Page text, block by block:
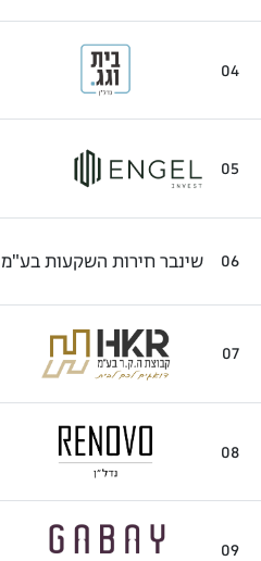
04
05
06 שינבר חירות השקעות בע"מ
07
08
09